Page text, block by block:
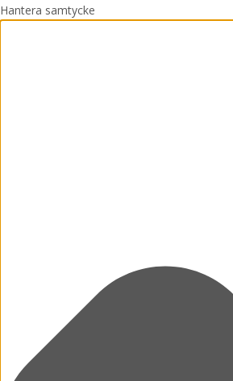
Hantera samtycke